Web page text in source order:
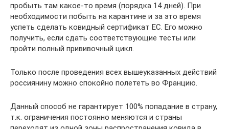
пробыть там какое-то время (порядка 14 дней). При
необходимости побыть на карантине и за это время
успеть сделать ковидный сертификат ЕС. Его можно
получить, если сдать соответствующие тесты или
пройти полный прививочный цикл.
Только после проведения всех вышеуказанных действий
россиянину можно спокойно полететь во Францию.
Данный способ не гарантирует 100% попадание в страну,
т.к. ограничения постоянно меняются и страны